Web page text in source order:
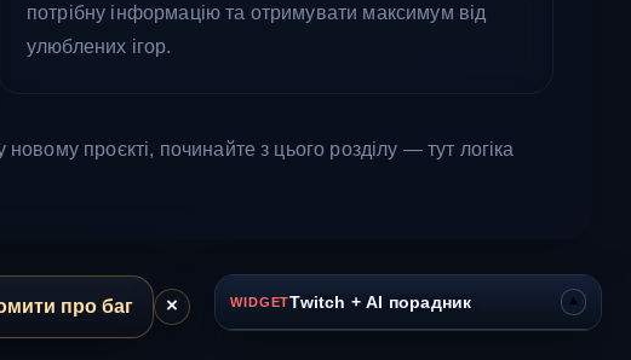
потрібну інформацію та отримувати максимум від
улюблених ігор.
проєкті, починайте з цього розділу — тут логіка
WIDGETTwitch + AI порадник ▾
про баг ×